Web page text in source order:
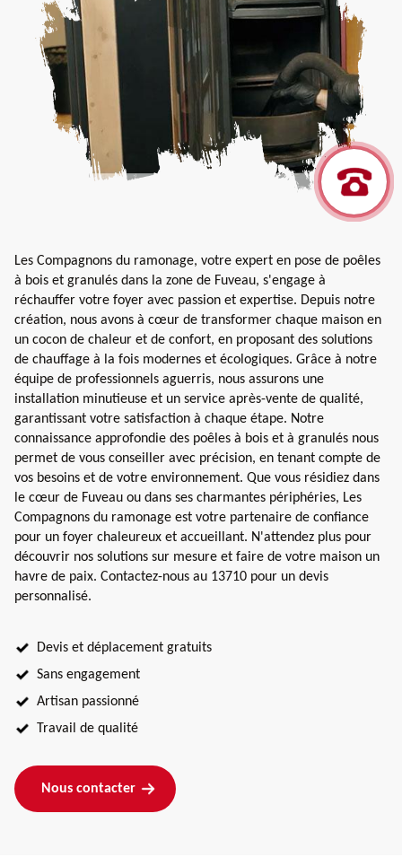
Les Compagnons du ramonage, votre expert en pose de poêles
à bois et granulés dans la zone de Fuveau, s'engage à
réchauffer votre foyer avec passion et expertise. Depuis notre
création, nous avons à cœur de transformer chaque maison en
un cocon de chaleur et de confort, en proposant des solutions
de chauffage à la fois modernes et écologiques. Grâce à notre
équipe de professionnels aguerris, nous assurons une
installation minutieuse et un service après-vente de qualité,
garantissant votre satisfaction à chaque étape. Notre
connaissance approfondie des poêles à bois et à granulés nous
permet de vous conseiller avec précision, en tenant compte de
vos besoins et de votre environnement. Que vous résidiez dans
le cœur de Fuveau ou dans ses charmantes périphéries, Les
Compagnons du ramonage est votre partenaire de confiance
pour un foyer chaleureux et accueillant. N'attendez plus pour
découvrir nos solutions sur mesure et faire de votre maison un
havre de paix. Contactez-nous au 13710 pour un devis
personnalisé.
Devis et déplacement gratuits
Sans engagement
Artisan passionné
Travail de qualité
Nous contacter